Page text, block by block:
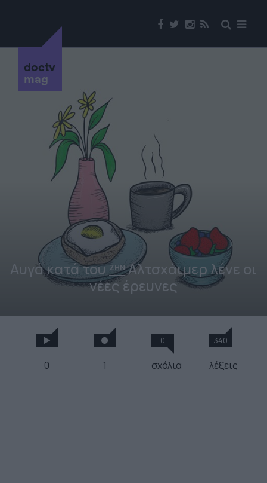
doctv
mag
Αυγά κατά τουΖΗΝΑλτσχάιμερ λένε οι
νέες έρευνες
0 1
0
σχόλια
340
λέξεις